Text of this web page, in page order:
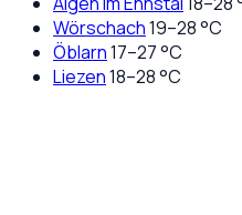
Wörschach19–28°C
Öblarn17–27°C
Liezen18–28°C